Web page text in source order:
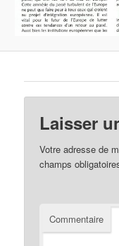
Laisser
Votre adresse de
champs
Commentaire